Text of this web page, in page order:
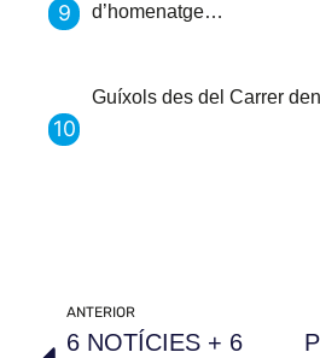
d’homenatge…
Guíxols des del Carrer
ANTERIOR
6 NOTÍCIES + 6